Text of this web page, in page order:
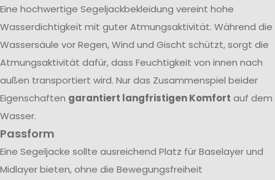
Eine hochwertige Segeljackbekleidung vereint hohe
Wasserdichtigkeit mit guter Atmungsaktivität. Während die
Wassersäule vor Regen, Wind und Gischt schützt, sorgt die
Atmungsaktivität dafür, dass Feuchtigkeit von innen nach
außen transportiert wird. Nur das Zusammenspiel beider
Eigenschaften garantiert langfristigen Komfort auf dem
Wasser.
Passform
Eine Segeljacke sollte ausreichend Platz für Baselayer und
Midlayer bieten, ohne die Bewegungsfreiheit